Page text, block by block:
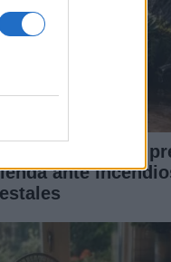
completa para
ante